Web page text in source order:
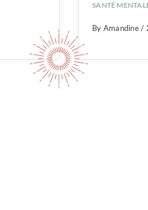
SANTÉ
By Amandine